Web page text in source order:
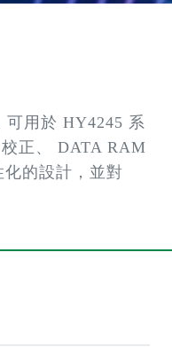
可用於 HY4245 系
正、 DATA RAM
的設計，並對